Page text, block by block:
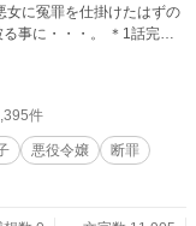
・・。 ＊1話完結
な表現が含まれます。
件
悪役令嬢
断罪